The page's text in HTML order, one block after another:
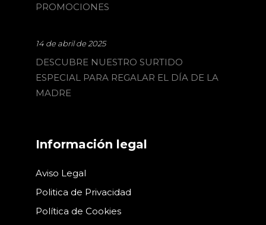
PROMOCIONES
14 de abril de 2025
DESCUBRE NUESTRO SURTIDO
ESPECIAL PARA REGALAR EL DÍA DE LA
MADRE
Información legal
Aviso Legal
Politica de Privacidad
Política de Cookies